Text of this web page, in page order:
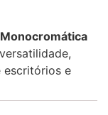
escritórios e